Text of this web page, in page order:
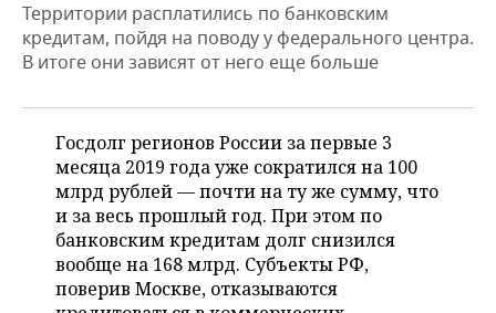
КОРОЛИ ГОСЗАКАЗА ПФО
ВУЗЫ ТАТАРСТАНА
ТОРГОВЫЕ ЦЕНТРЫ
ТАТАРСТАНА
ФИНАНСЫ
БАНКИ
ИНВЕСТИЦИИ
НОВОСТИ
ПРОМЫШЛЕННОСТИ
МАШИНОСТРОЕНИЕ
НЕФТЕХИМИЯ
НЕФТЬ
ОПК
НЕДВИЖИМОСТЬ
НОВОСТИ НЕДВИЖИМОСТИ
АВТО
НОВОСТИ БИЗНЕСА
РОЗНИЧНАЯ ТОРГОВЛЯ
ТРАНСПОРТ
ТЕХНОЛОГИИ
НОВОСТИ ТЕХНОЛОГИЙ
МЕРОПРИЯТИЯ
НОВОСТИ МЕРОПРИЯТИЙ
СПОРТ
Территории расплатились по банковским
кредитам, пойдя на поводу у федерального центра.
В итоге они зависят от него еще больше
Госдолг регионов России за первые 3
месяца 2019 года уже сократился на 100
млрд рублей — почти на ту же сумму, что
и за весь прошлый год. При этом по
банковским кредитам долг снизился
вообще на 168 млрд. Субъекты РФ,
поверив Москве, отказываются